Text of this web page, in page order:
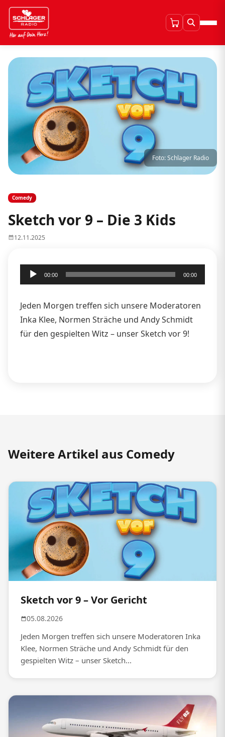
Foto: Schlager Radio
Comedy
Sketch vor 9 – Die 3 Kids
12.11.2025
Audio-
Player
00:00 00:00
Jeden Morgen treffen sich unsere Moderatoren
Inka Klee, Normen Sträche und Andy Schmidt
für den gespielten Witz – unser Sketch vor 9!
Weitere Artikel aus Comedy
Sketch vor 9 – Vor Gericht
05.08.2026
Jeden Morgen treffen sich unsere Moderatoren Inka
Klee, Normen Sträche und Andy Schmidt für den
gespielten Witz – unser Sketch...